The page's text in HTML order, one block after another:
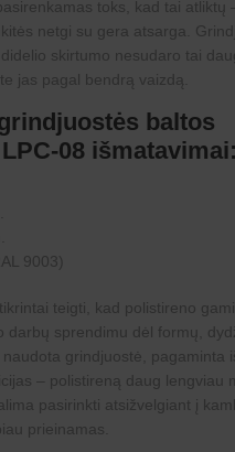
toks, kad tai atliktų
netgi su gera atsarga.
skirtumo nesudaro tai
jas pagal bendrą vaizdą.
baltos
08 išmatavimai:
9003)
teigti, kad polistireno
darbų sprendimu dėl formų,
grindjuostė, pagaminta
– polistireną daug lengviau
pasirinkti atsižvelgiant į
prieinamas.